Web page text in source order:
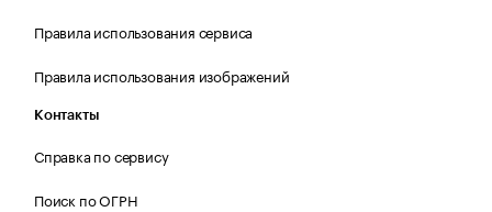
Правила использования сервиса
Правила использования изображений
Контакты
Справка по сервису
Поиск по ОГРН